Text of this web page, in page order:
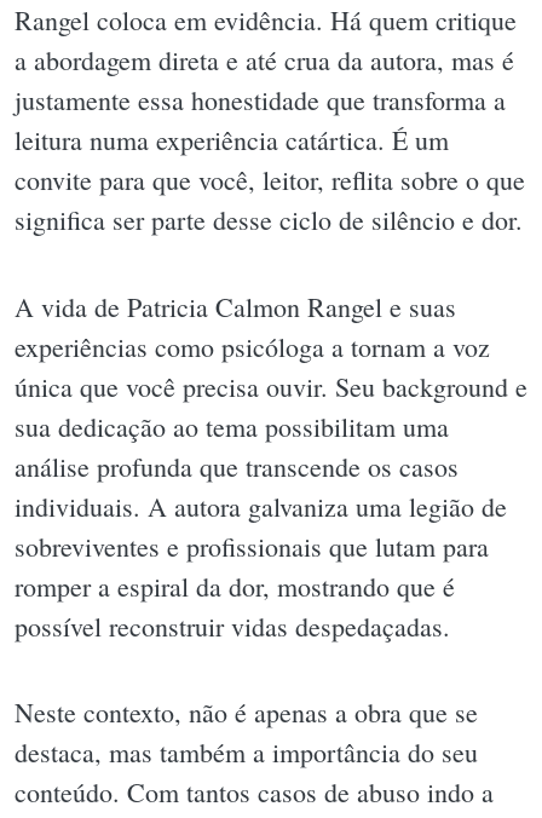
Rangel coloca em evidência. Há quem critique
a abordagem direta e até crua da autora, mas é
justamente essa honestidade que transforma a
leitura numa experiência catártica. É um
convite para que você, leitor, reflita sobre o que
significa ser parte desse ciclo de silêncio e dor.
A vida de Patricia Calmon Rangel e suas
experiências como psicóloga a tornam a voz
única que você precisa ouvir. Seu background e
sua dedicação ao tema possibilitam uma
análise profunda que transcende os casos
individuais. A autora galvaniza uma legião de
sobreviventes e profissionais que lutam para
romper a espiral da dor, mostrando que é
possível reconstruir vidas despedaçadas.
Neste contexto, não é apenas a obra que se
destaca, mas também a importância do seu
conteúdo. Com tantos casos de abuso indo a